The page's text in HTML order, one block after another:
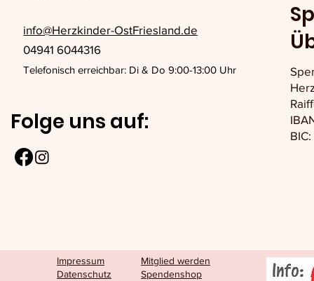
info@Herzkinder-OstFriesland.de
04941 6044316
Telefonisch erreichbar: Di & Do 9:00-13:00 Uhr
Folge uns auf:
Impressum
Datenschutz
Mitglied werden
Spendenshop